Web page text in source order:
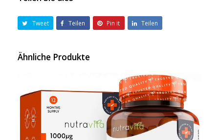
Tweet Teilen Pin it Teilen
Ähnliche Produkte